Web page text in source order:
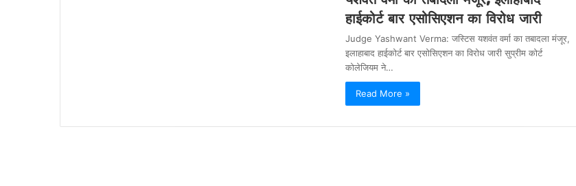
हाईकोर्ट बार एसोसिएशन का विरोध जारी
Judge Yashwant Verma: जस्टिस यशवंत वर्मा का तबादला मंजूर,
इलाहाबाद हाईकोर्ट बार एसोसिएशन का विरोध जारी सुप्रीम कोर्ट
कोलेजियम ने…
Read More »